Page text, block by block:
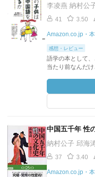
李凌燕 納村公
41 3.50
Amazon.co.jp・本
感想・レビュー
語学の本として、
当たり前なんだ
中国五千年 性
納村公子 邱海
37 3.40
Amazon.co.jp・本